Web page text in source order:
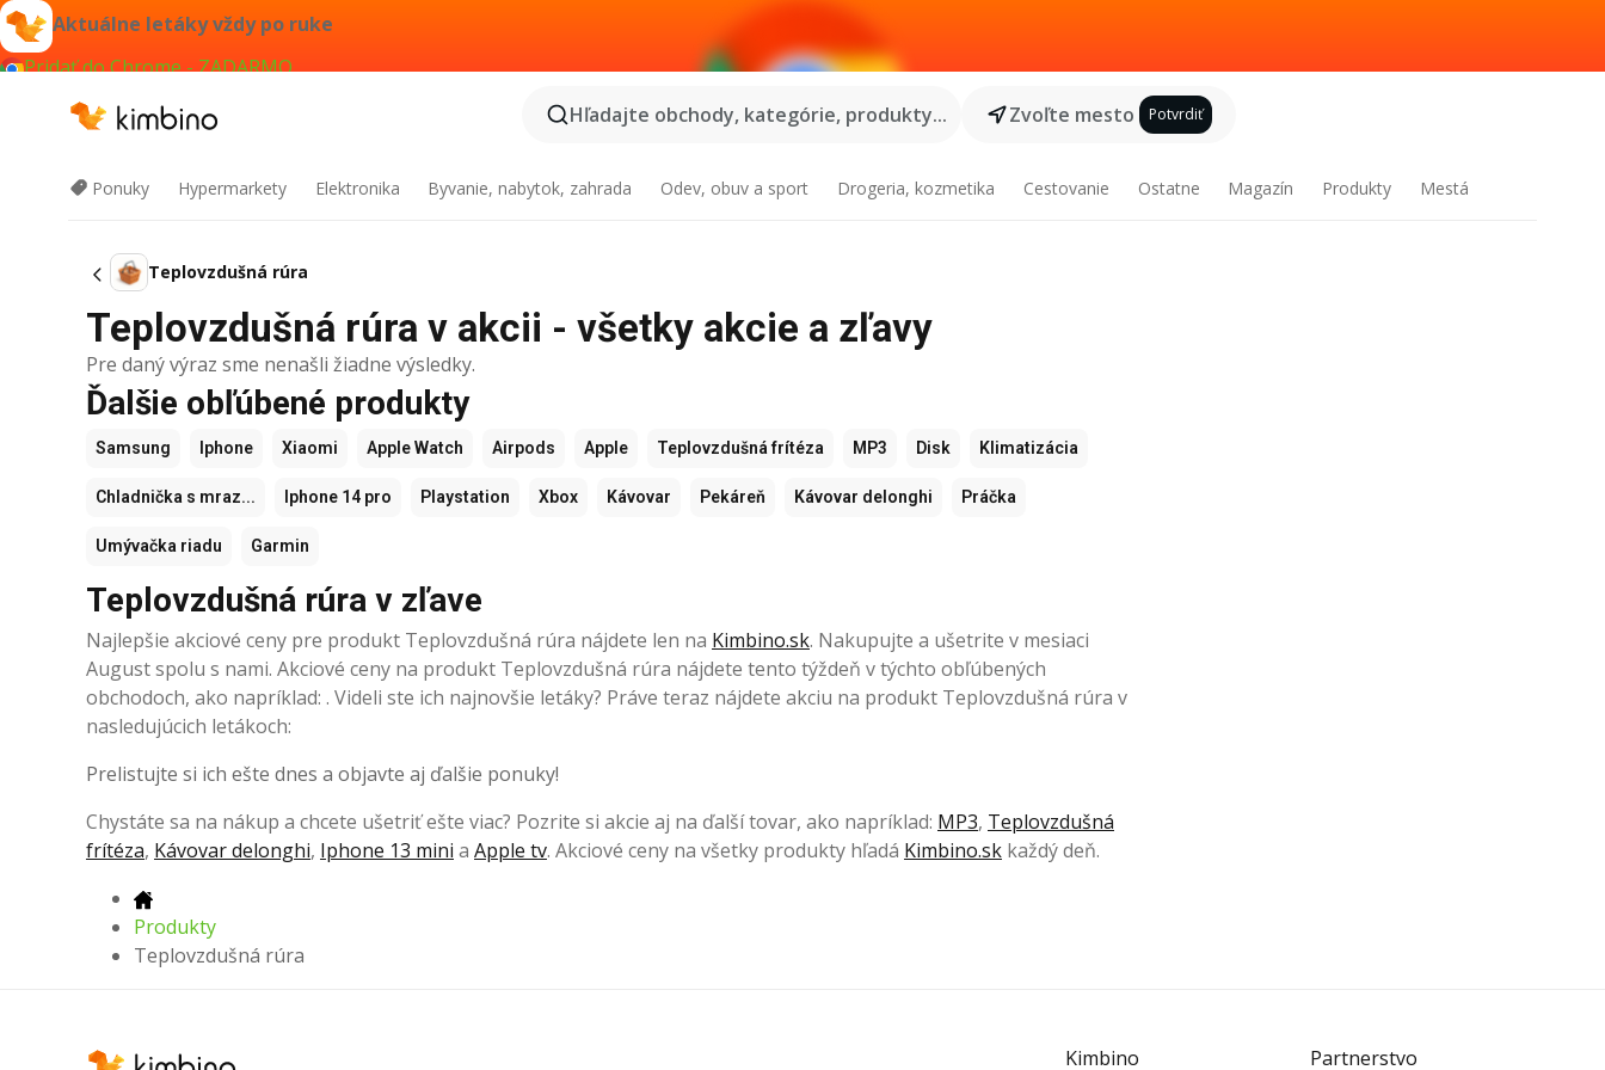
Aktuálne letáky vždy po ruke
Pridať do Chrome - ZADARMO
Hľadajte obchody, kategórie, produkty...
Zvoľte mesto Potvrdiť
Ponuky Hypermarkety Elektronika Byvanie, nabytok, zahrada Odev, obuv a sport Drogeria, kozmetika Cestovanie Ostatne Magazín Produkty Mestá
Teplovzdušná rúra
Teplovzdušná rúra v akcii - všetky akcie a zľavy
Pre daný výraz sme nenašli žiadne výsledky.
Ďalšie obľúbené produkty
Samsung Iphone Xiaomi Apple Watch Airpods Apple Teplovzdušná frítéza MP3 Disk Klimatizácia
Chladnička s mraz... Iphone 14 pro Playstation Xbox Kávovar Pekáreň Kávovar delonghi Práčka
Umývačka riadu Garmin
Teplovzdušná rúra v zľave
Najlepšie akciové ceny pre produkt Teplovzdušná rúra nájdete len na Kimbino.sk. Nakupujte a ušetrite v mesiaci
August spolu s nami. Akciové ceny na produkt Teplovzdušná rúra nájdete tento týždeň v týchto obľúbených
obchodoch, ako napríklad: . Videli ste ich najnovšie letáky? Práve teraz nájdete akciu na produkt Teplovzdušná rúra v
nasledujúcich letákoch:
Prelistujte si ich ešte dnes a objavte aj ďalšie ponuky!
Chystáte sa na nákup a chcete ušetriť ešte viac? Pozrite si akcie aj na ďalší tovar, ako napríklad: MP3, Teplovzdušná
frítéza, Kávovar delonghi, Iphone 13 mini a Apple tv. Akciové ceny na všetky produkty hľadá Kimbino.sk každý deň.
Produkty
Teplovzdušná rúra
Kimbino Partnerstvo